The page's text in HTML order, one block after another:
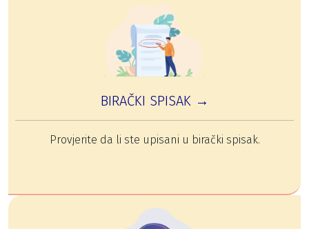
BIRAČKI SPISAK →
Provjerite da li ste upisani u birački spisak.